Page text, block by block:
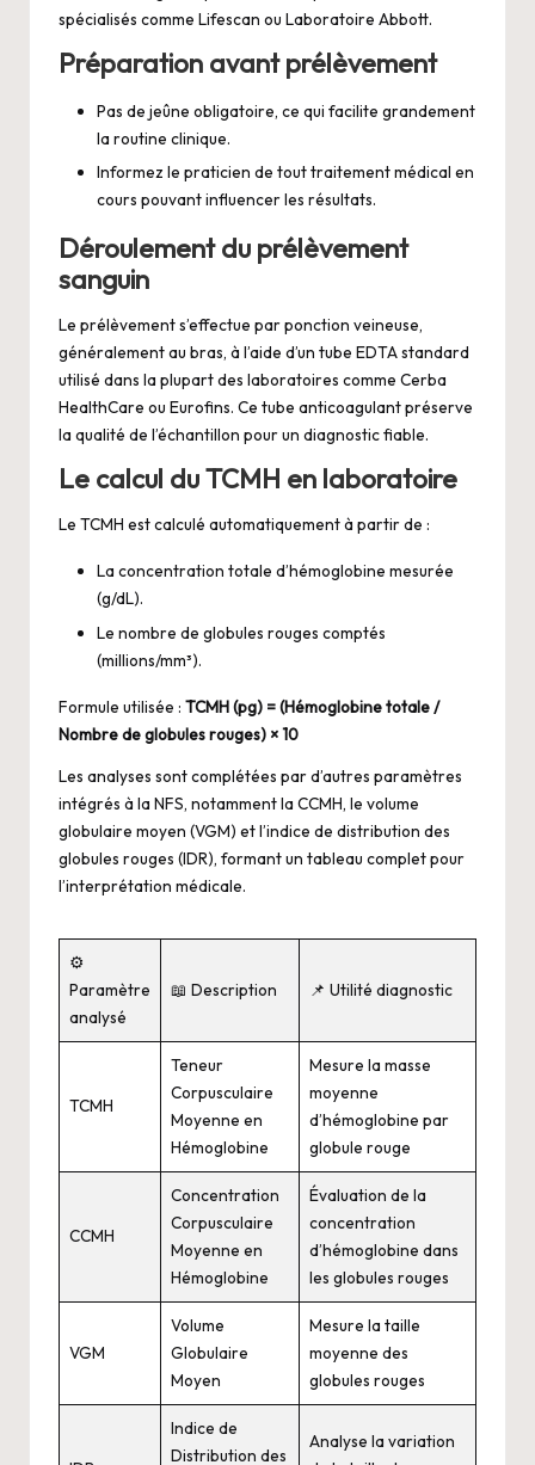
spécialisés comme Lifescan ou Laboratoire Abbott.
Préparation avant prélèvement
Pas de jeûne obligatoire, ce qui facilite grandement
la routine clinique.
Informez le praticien de tout traitement médical en
cours pouvant influencer les résultats.
Déroulement du prélèvement
sanguin
Le prélèvement s’effectue par ponction veineuse,
généralement au bras, à l’aide d’un tube EDTA standard
utilisé dans la plupart des laboratoires comme Cerba
HealthCare ou Eurofins. Ce tube anticoagulant préserve
la qualité de l’échantillon pour un diagnostic fiable.
Le calcul du TCMH en laboratoire
Le TCMH est calculé automatiquement à partir de :
La concentration totale d’hémoglobine mesurée
(g/dL).
Le nombre de globules rouges comptés
(millions/mm³).
Formule utilisée : TCMH (pg) = (Hémoglobine totale /
Nombre de globules rouges) × 10
Les analyses sont complétées par d’autres paramètres
intégrés à la NFS, notamment la CCMH, le volume
globulaire moyen (VGM) et l’indice de distribution des
globules rouges (IDR), formant un tableau complet pour
l’interprétation médicale.
⚙️
Paramètre
analysé
📖 Description 📌 Utilité diagnostic
TCMH
Teneur
Corpusculaire
Moyenne en
Hémoglobine
Mesure la masse
moyenne
d’hémoglobine par
globule rouge
CCMH
Concentration
Corpusculaire
Moyenne en
Hémoglobine
Évaluation de la
concentration
d’hémoglobine dans
les globules rouges
VGM
Volume
Globulaire
Moyen
Mesure la taille
moyenne des
globules rouges
Indice de
Distribution des
Analyse la variation